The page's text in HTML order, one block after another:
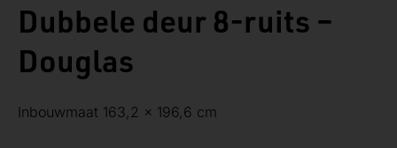
Dubbele deur 8-ruits –
Douglas
Inbouwmaat 163,2 x 196,6 cm